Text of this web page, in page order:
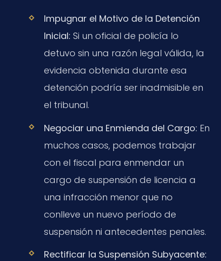
Impugnar el Motivo de la Detención
Inicial: Si un oficial de policía lo
detuvo sin una razón legal válida, la
evidencia obtenida durante esa
detención podría ser inadmisible en
el tribunal.
Negociar una Enmienda del Cargo: En
muchos casos, podemos trabajar
con el fiscal para enmendar un
cargo de suspensión de licencia a
una infracción menor que no
conlleve un nuevo período de
suspensión ni antecedentes penales.
Rectificar la Suspensión Subyacente: